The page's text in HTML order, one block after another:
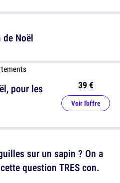
Noël
question TRES con.
pour les
39 €
Voir l'offre